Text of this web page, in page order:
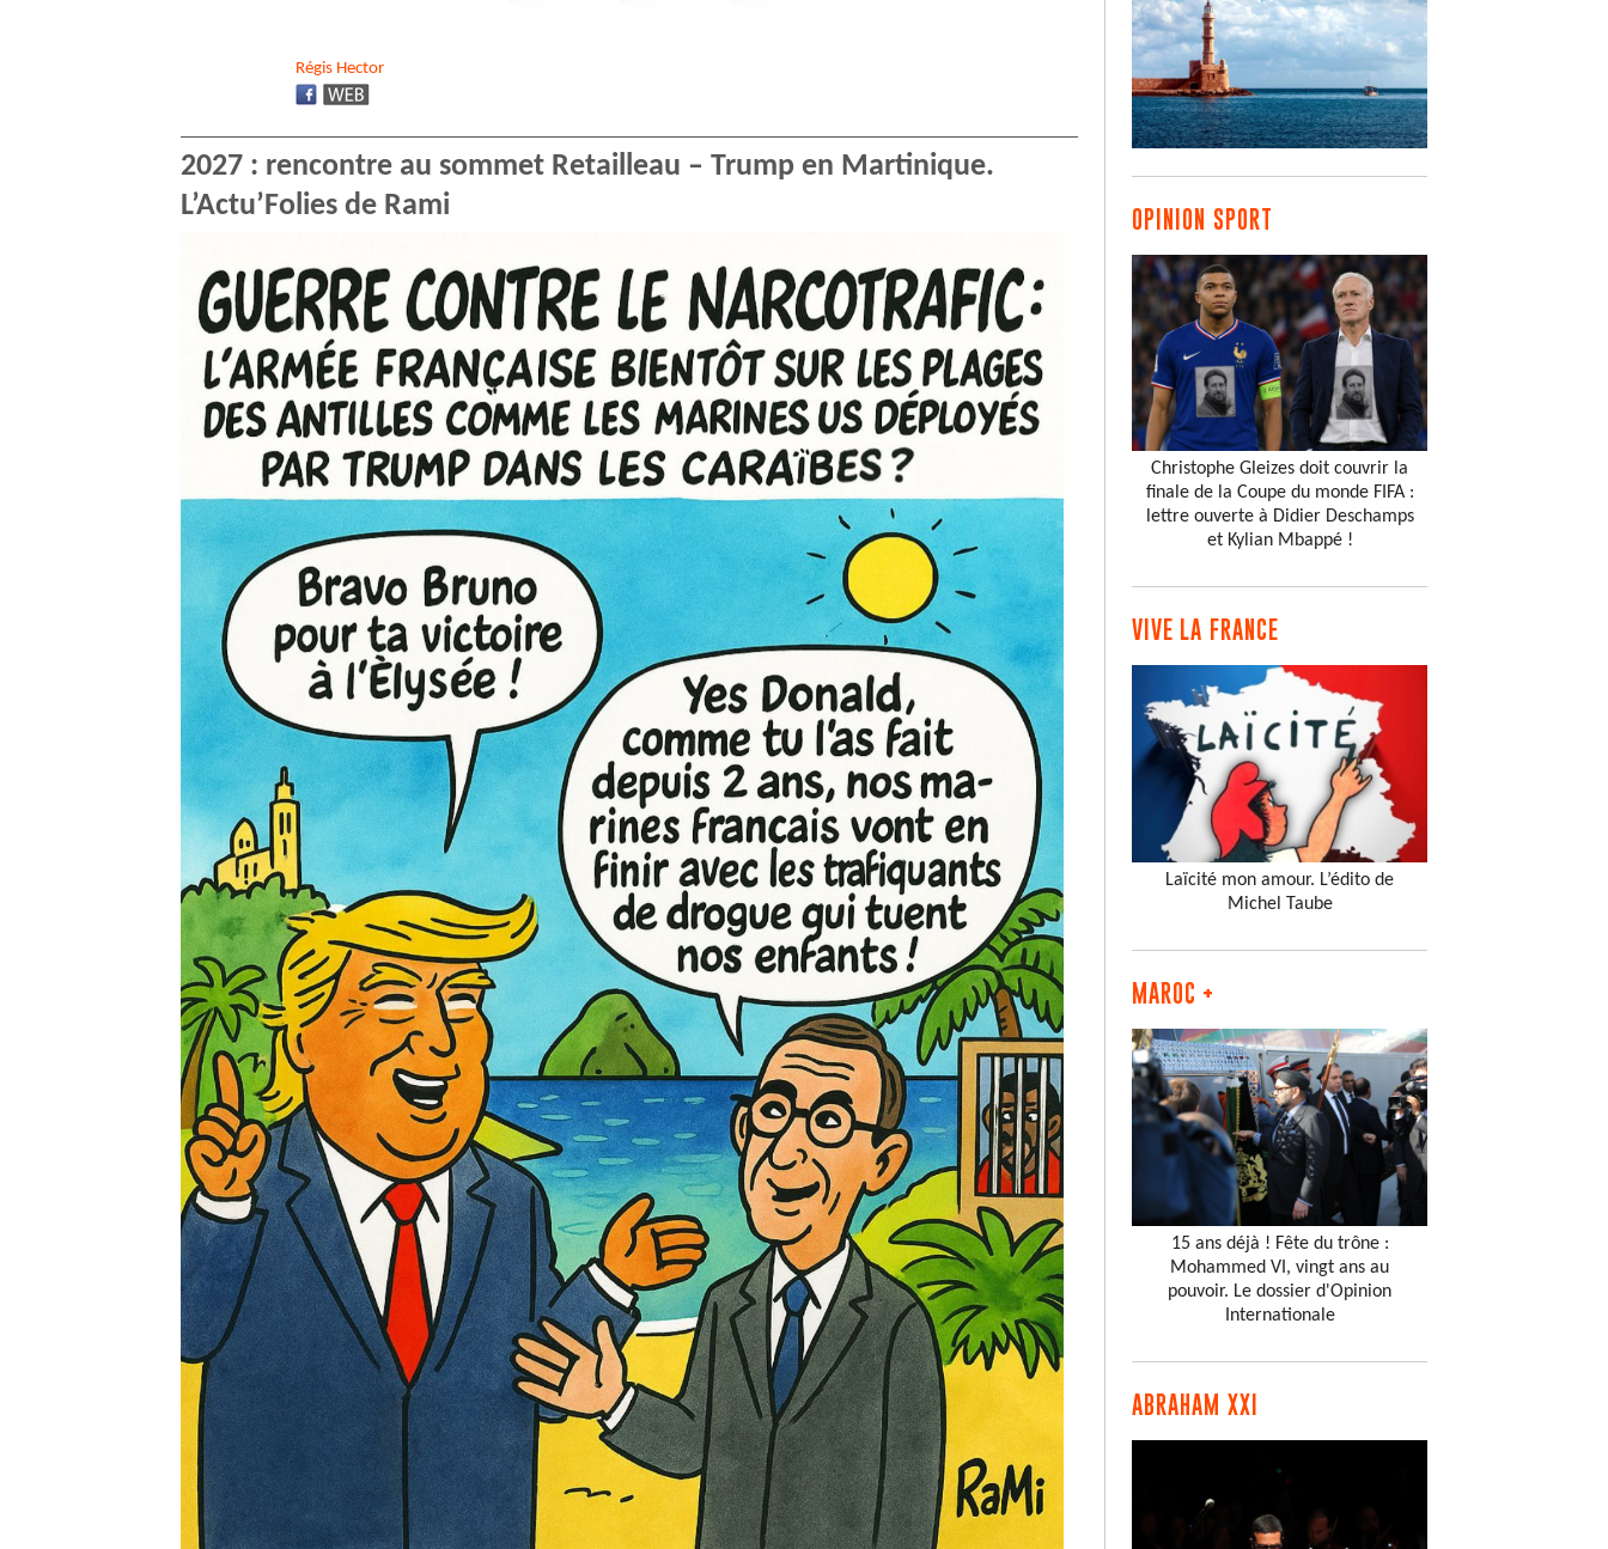
Régis Hector
2027 : rencontre au sommet Retailleau – Trump en Martinique.
L’Actu’Folies de Rami
OPINION SPORT
Christophe Gleizes doit couvrir la
finale de la Coupe du monde FIFA :
lettre ouverte à Didier Deschamps
et Kylian Mbappé !
VIVE LA FRANCE
Laïcité mon amour. L’édito de
Michel Taube
MAROC +
15 ans déjà ! Fête du trône :
Mohammed VI, vingt ans au
pouvoir. Le dossier d'Opinion
Internationale
ABRAHAM XXI